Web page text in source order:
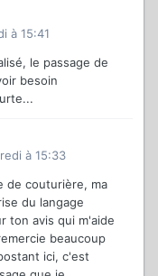
à 15:41
le passage de
besoin
à 15:33
de couturière, ma
du langage
ton avis qui m'aide
beaucoup
ici, c'est